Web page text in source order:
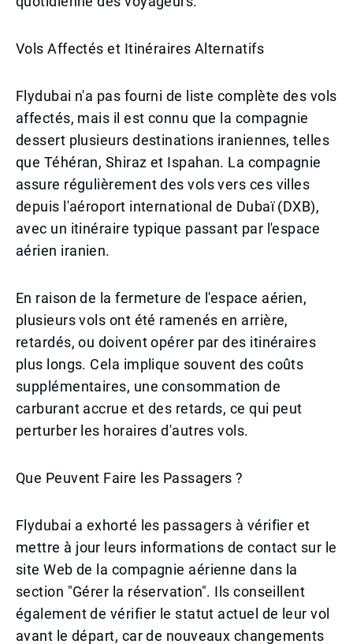
Vols Affectés et Itinéraires Alternatifs
Flydubai n'a pas fourni de liste complète des vols
affectés, mais il est connu que la compagnie
dessert plusieurs destinations iraniennes, telles
que Téhéran, Shiraz et Ispahan. La compagnie
assure régulièrement des vols vers ces villes
depuis l'aéroport international de Dubaï (DXB),
avec un itinéraire typique passant par l'espace
aérien iranien.
En raison de la fermeture de l'espace aérien,
plusieurs vols ont été ramenés en arrière,
retardés, ou doivent opérer par des itinéraires
plus longs. Cela implique souvent des coûts
supplémentaires, une consommation de
carburant accrue et des retards, ce qui peut
perturber les horaires d'autres vols.
Que Peuvent Faire les Passagers ?
Flydubai a exhorté les passagers à vérifier et
mettre à jour leurs informations de contact sur le
site Web de la compagnie aérienne dans la
section "Gérer la réservation". Ils conseillent
également de vérifier le statut actuel de leur vol
avant le départ, car de nouveaux changements